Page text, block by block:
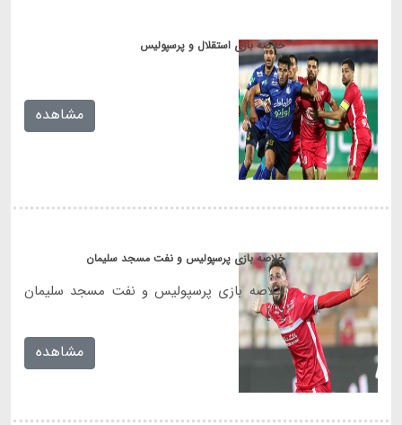
خلاصه بازی استقلال و پرسپولیس
[...]
مشاهده
خلاصه بازی پرسپولیس و نفت مسجد سلیمان
خلاصه بازی پرسپولیس و نفت مسجد سلیمان
[...]
مشاهده